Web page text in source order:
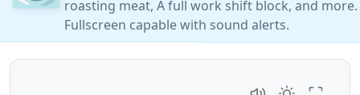
roasting meat, A full work shift block, and more.
Fullscreen capable with sound alerts.